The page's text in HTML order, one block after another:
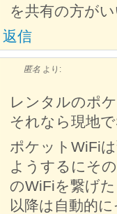
を共有の方が
返信
匿名 より:
レンタルのポ
それなら現地
ポケットWiFi
ようするにそ
のWiFiを繋げ
以降は自動的